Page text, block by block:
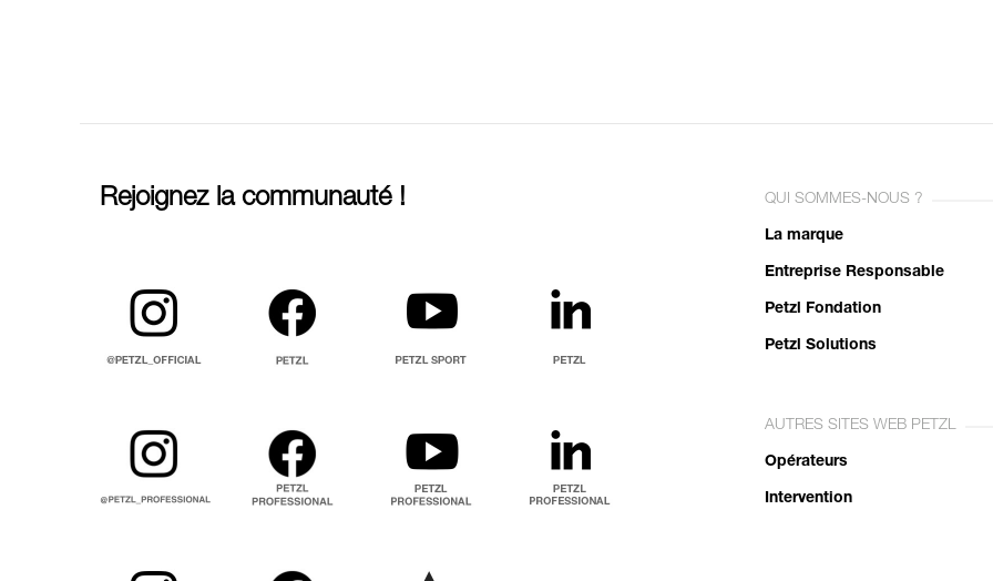
Rejoignez la communauté ! QUI SOMMES-NOUS ?
La marque
Entreprise Responsable
Petzl Fondation
Petzl Solutions
AUTRES SITES WEB PETZL
Opérateurs
Intervention